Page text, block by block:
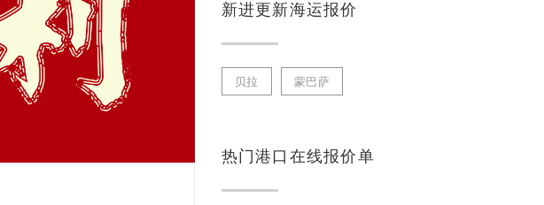
新进更新海运报价
贝拉 蒙巴萨
热门港口在线报价单